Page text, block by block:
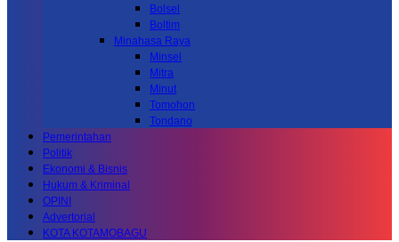
Bolsel
Boltim
Minahasa Raya
Minsel
Mitra
Minut
Tomohon
Tondano
Pemerintahan
Politik
Ekonomi & Bisnis
Hukum & Kriminal
OPINI
Advertorial
KOTA KOTAMOBAGU